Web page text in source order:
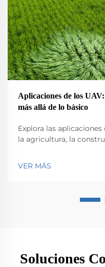
Aplicaciones de los
más allá de lo básico
Explora las
la agricultura, la
Descubre su impacto
VER MÁS
Soluciones